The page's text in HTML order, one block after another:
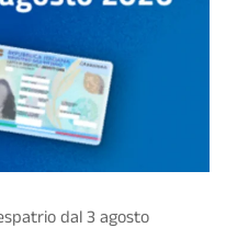
dal 3 agosto